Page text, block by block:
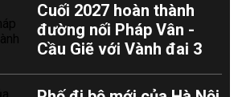
Cuối 2027 hoàn thành
đường nối Pháp Vân -
Cầu Giẽ với Vành đai 3